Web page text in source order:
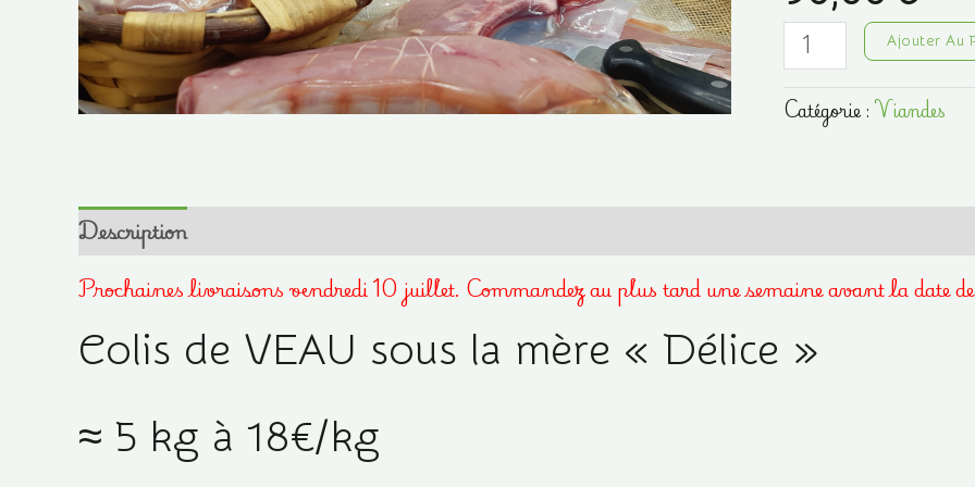
quantité
de
Colis
mère
"Délice"
Ajouter Au
Catégorie :Viandes
Description
Prochaines livraisons vendredi 10 juillet. Commandez au plus tard une semaine avant la date
Colis de VEAU sous la mère « Délice »
≈ 5 kg à 18€/kg